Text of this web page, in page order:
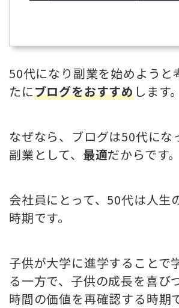
50代になり副業を始めようと
たにブログをおすすめします。
なぜなら、ブログは50代にな
副業として、 最適だからです。
会社員にとって、50代は人生
時期です。
子供が大学に進学することで
る一方で、子供の成長を喜び
時間の価値を再確認する時期